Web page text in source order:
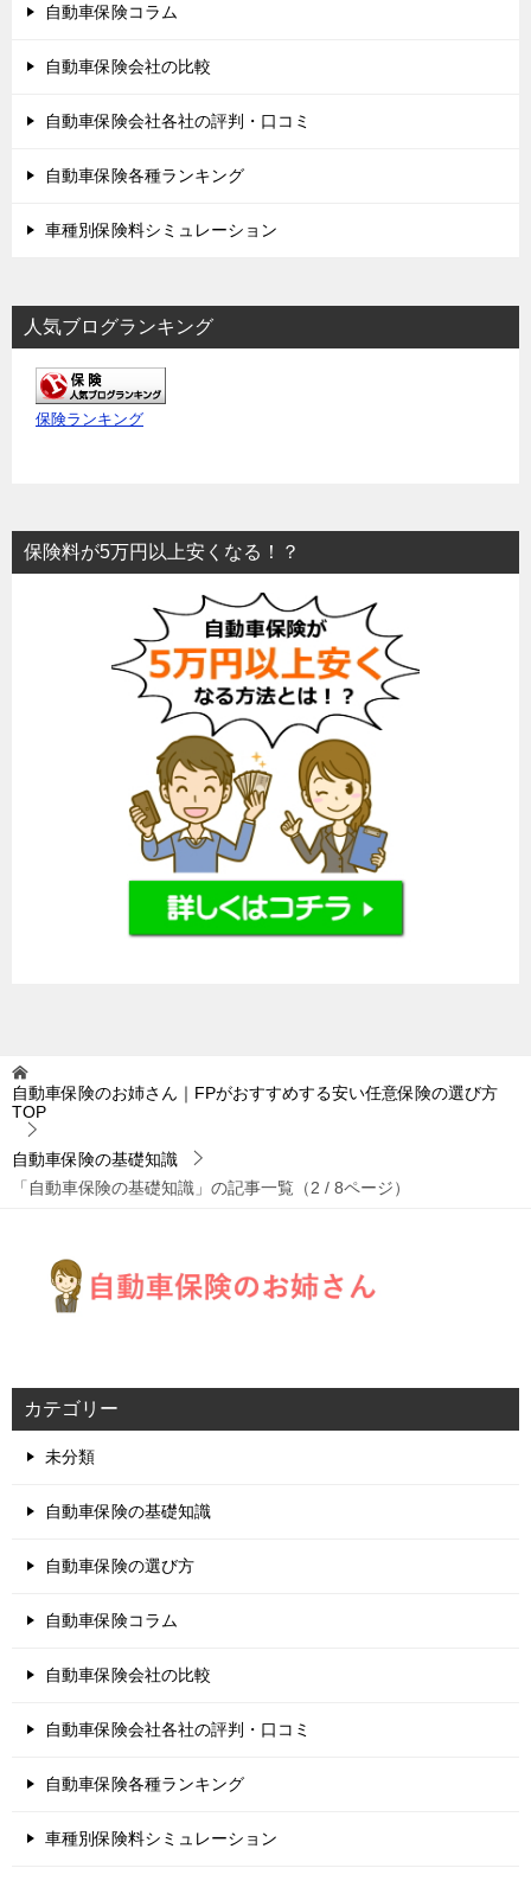
自動車保険コラム
自動車保険会社の比較
自動車保険会社各社の評判・口コミ
自動車保険各種ランキング
車種別保険料シミュレーション
人気ブログランキング
保険ランキング
保険料が5万円以上安くなる！？
自動車保険のお姉さん｜FPがおすすめする安い任意保険の選び方
TOP
自動車保険の基礎知識
「自動車保険の基礎知識」の記事一覧（2 / 8ページ）
カテゴリー
未分類
自動車保険の基礎知識
自動車保険の選び方
自動車保険コラム
自動車保険会社の比較
自動車保険会社各社の評判・口コミ
自動車保険各種ランキング
車種別保険料シミュレーション